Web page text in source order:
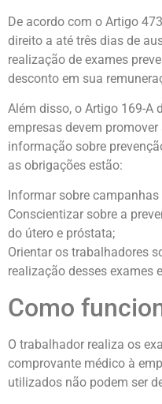
De acordo com o Artigo
direito a até três dias de
realização de exames
desconto em sua
Além disso, o Artigo 169-A
empresas devem
informação sobre
as obrigações estão:
Informar sobre
Conscientizar sobre a
do útero e próstata;
Orientar os trabalhadores
realização desses exames
Como
O trabalhador realiza os
comprovante médico à
utilizados não podem ser